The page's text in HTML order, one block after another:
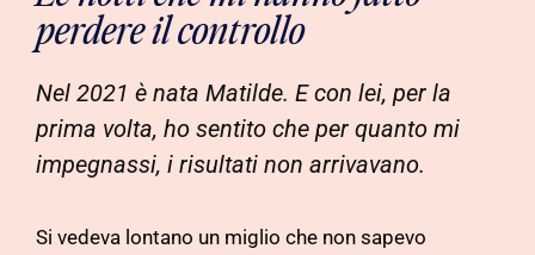
perdere il controllo
Nel 2021 è nata Matilde. E con lei, per la
prima volta, ho sentito che per quanto mi
impegnassi, i risultati non arrivavano.
Si vedeva lontano un miglio che non sapevo